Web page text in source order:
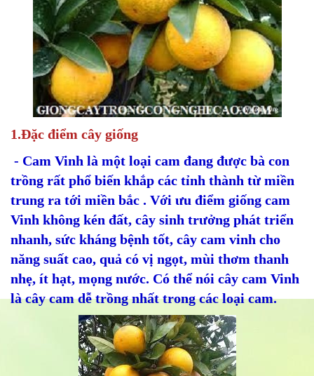
1.Đặc điểm cây giống
- Cam Vinh là một loại cam đang được bà con
trồng rất phổ biến khắp các tỉnh thành từ miền
trung ra tới miền bắc . Với ưu điểm giống cam
Vinh không kén đất, cây sinh trưởng phát triển
nhanh, sức kháng bệnh tốt, cây cam vinh cho
năng suất cao, quả có vị ngọt, mùi thơm thanh
nhẹ, ít hạt, mọng nước. Có thể nói cây cam Vinh
là cây cam dễ trồng nhất trong các loại cam.